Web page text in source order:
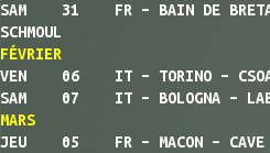
SAM 31 FR – BAIN DE
SCHMOUL
FÉVRIER
VEN 06 IT – TORINO – CSOA
SAM 07 IT – BOLOGNA – LAB
MARS
JEU 05 FR – MACON – CAVE À